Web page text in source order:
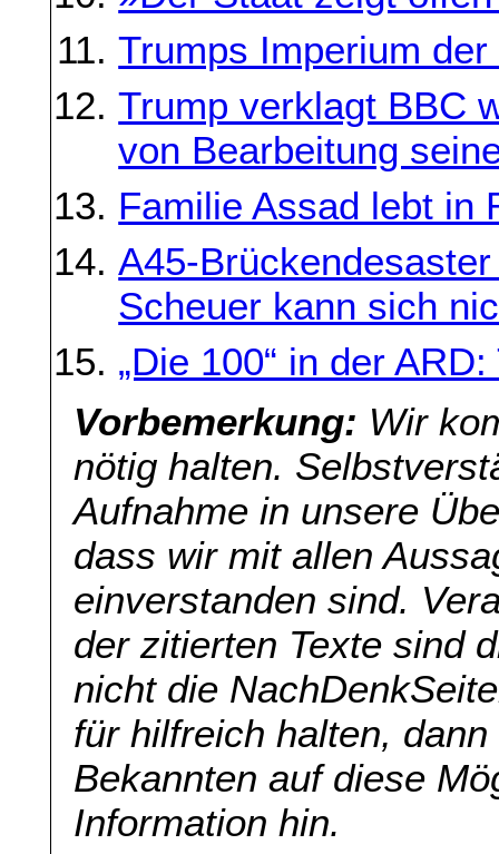
Trumps Imperium
Trump verklagt BBC
von Bearbeitung
Familie Assad lebt in
A45-
Scheuer kann sich
„Die 100“ in der
Vorbemerkung: Wir
nötig halten.
Aufnahme in unsere
dass wir mit allen
einverstanden sind.
der zitierten Texte sind
nicht die
für hilfreich halten,
Bekannten auf diese
Information hin.